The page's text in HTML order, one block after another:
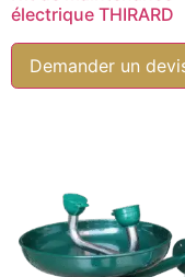
électrique THIRARD
Demander un